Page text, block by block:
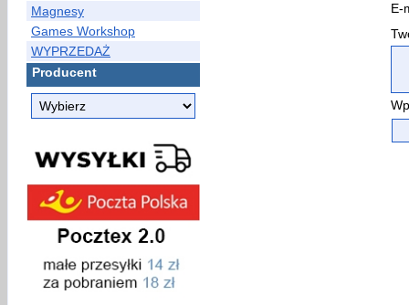
Magnesy
Games Workshop
WYPRZEDAŻ
Producent
E-